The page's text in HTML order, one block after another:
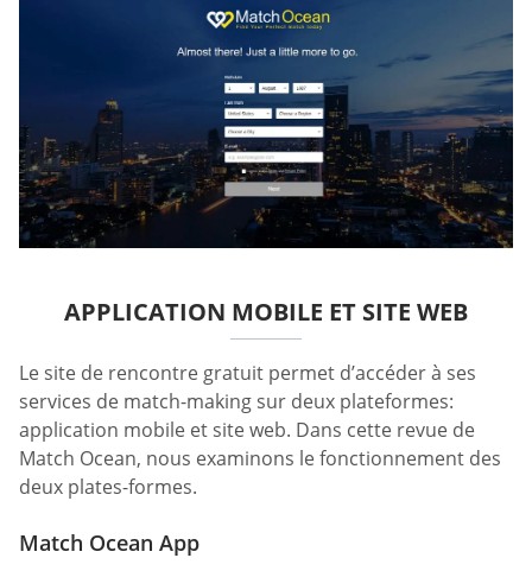
APPLICATION MOBILE ET SITE WEB
Le site de rencontre gratuit permet d’accéder à ses
services de match-making sur deux plateformes:
application mobile et site web. Dans cette revue de
Match Ocean, nous examinons le fonctionnement des
deux plates-formes.
Match Ocean App